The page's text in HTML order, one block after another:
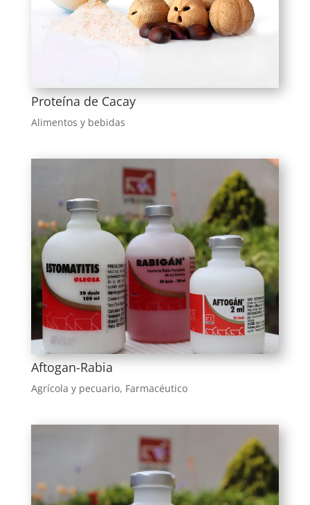
Proteína de Cacay
Alimentos y bebidas
Aftogan-Rabia
Agrícola y pecuario, Farmacéutico